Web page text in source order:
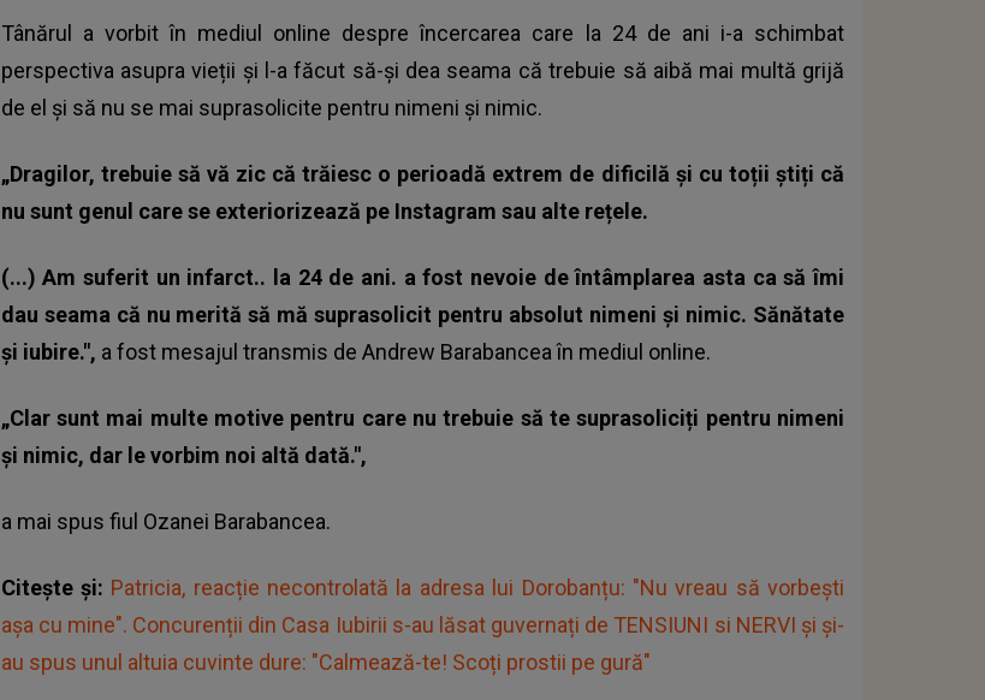
Tânărul a vorbit în mediul online despre încercarea care la 24 de ani i-a schimbat
perspectiva asupra vieții și l-a făcut să-și dea seama că trebuie să aibă mai multă grijă
de el și să nu se mai suprasolicite pentru nimeni și nimic.
„Dragilor, trebuie să vă zic că trăiesc o perioadă extrem de dificilă și cu toții știți că
nu sunt genul care se exteriorizează pe Instagram sau alte rețele.
(...) Am suferit un infarct.. la 24 de ani. a fost nevoie de întâmplarea asta ca să îmi
dau seama că nu merită să mă suprasolicit pentru absolut nimeni și nimic. Sănătate
și iubire.", a fost mesajul transmis de Andrew Barabancea în mediul online.
„Clar sunt mai multe motive pentru care nu trebuie să te suprasoliciți pentru nimeni
și nimic, dar le vorbim noi altă dată.",
a mai spus fiul Ozanei Barabancea.
Citește și: Patricia, reacție necontrolată la adresa lui Dorobanțu: "Nu vreau să vorbești
așa cu mine". Concurenții din Casa Iubirii s-au lăsat guvernați de TENSIUNI si NERVI și și-
au spus unul altuia cuvinte dure: "Calmează-te! Scoți prostii pe gură"